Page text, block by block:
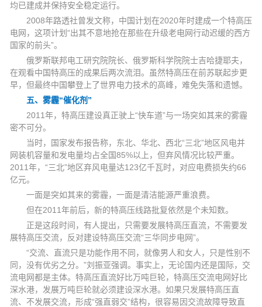
均已建成并保持安全稳定运行。
2008年路透社曾发文称，中国计划在2020年时建成一个特高压
电网，这项计划“出其不意地抢在那些在升级老电网行动迟缓的西方
国家的前头”。
俄罗斯联邦电工研究院院长、俄罗斯科学院院士吉哈捷耶夫，
在观看中国特高压的成果后两次流泪。虽然特高压在前苏联起步更
早，但最终中国攀登上了世界电力技术的高峰，难免失落和遗憾。
五、雾霾“催化剂”
2011年，特高压建设真正驶上“快车道”与一场突如其来的雾霾
密不可分。
当时，国家发布报告称，东北、华北、西北“三北”地区风电并
网装机容量和发电量均占全国85%以上，但弃风情况比较严重。
2011年，“三北”地区弃风电量达123亿千瓦时，对应电费损失约66
亿元。
一面是突如其来的雾霾，一面是清洁能源严重浪费。
但在2011年前后，新的特高压线路批复依然是个未知数。
正是这段时间，有人提出，只需要发展特高压直流，不需要发
展特高压交流，反对建设特高压交流“三华同步电网”。
“交流、直流只是功能作用不同，就像男人和女人，只是性别不
同，没有优劣之分。”刘振亚强调。事实上，无论国内还是国际，交
流电网都是主体。特高压直流好比万吨巨轮，特高压交流电网好比
深水港，发展万吨巨轮就必须建设深水港。如果只发展特高压直
流、不发展交流，形成“强直弱交”结构，很容易因交流故障导致直